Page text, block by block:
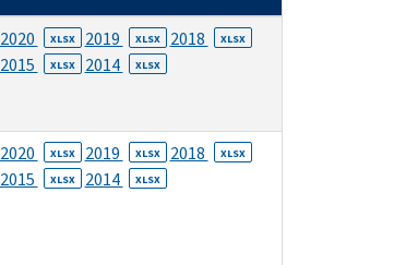
2020 XLSX 2019 XLSX 2018 XLSX
2015 XLSX 2014 XLSX
2020 XLSX 2019 XLSX 2018 XLSX
2015 XLSX 2014 XLSX